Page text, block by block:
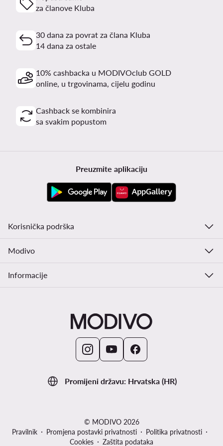
za članove Kluba
30 dana za povrat za člana Kluba
14 dana za ostale
10% cashbacka u MODIVOclub GOLD
online, u trgovinama, cijelu godinu
Cashback se kombinira
sa svakim popustom
Promijeni državu: Hrvatska (HR)
Preuzmite aplikaciju
Korisnička podrška
Modivo
Informacije
© MODIVO 2026
Pravilnik
Promjena postavki privatnosti
Politika privatnosti
Cookies
Zaštita podataka